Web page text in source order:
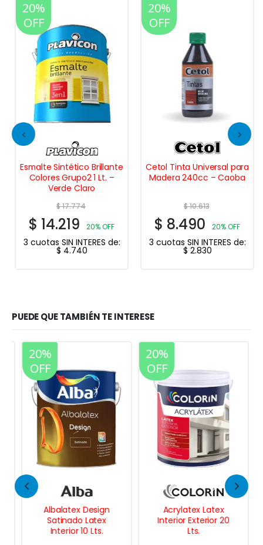
20%
OFF
Esmalte Sintético Brillante
Colores Grupo2 1 Lt. –
Verde Claro
$17.774
$ 14.219 20% OFF
3 cuotas SIN INTERES de:
$ 4.740
20%
OFF
Cetol Tinta Universal para
Madera 240cc – Caoba
$10.613
$ 8.490 20% OFF
3 cuotas SIN INTERES de:
$ 2.830
PUEDE QUE TAMBIÉN TE INTERESE
20%
OFF
Albalatex Design
Satinado Latex
Interior 10 Lts.
20%
OFF
Acrylatex Latex
Interior Exterior 20
Lts.